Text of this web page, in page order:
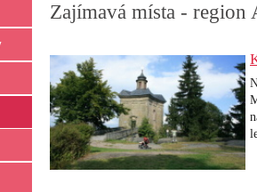
Zajímavá místa - region